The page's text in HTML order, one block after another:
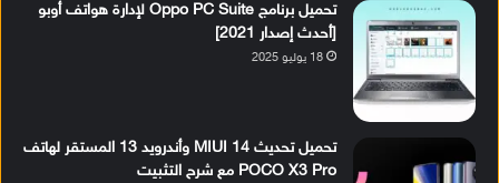
تحميل برنامج Oppo PC Suite لإدارة هواتف أوبو
[أحدث إصدار 2021]
18 يوليو 2025
تحميل تحديث MIUI 14 وأندرويد 13 المستقر لهاتف
POCO X3 Pro مع شرح التثبيت